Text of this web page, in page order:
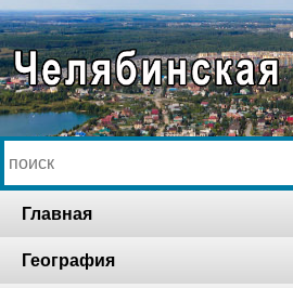
Главная
География